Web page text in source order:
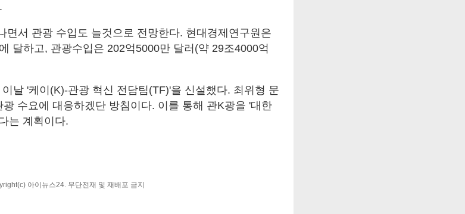
면서 관광 수입도 늘것으로 전망한다. 현대경제연구원은
달하고, 관광수입은 202억5000만 달러(약 29조4000억
날 '케이(K)-관광 혁신 전담팀(TF)'을 신설했다. 최위형 문
수요에 대응하겠단 방침이다. 이를 통해 관K광을 '대한
는 계획이다.
아이뉴스24. 무단전재 및 재배포 금지